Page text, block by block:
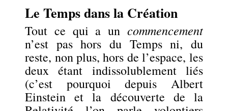
Le Temps dans la Création
Tout ce qui a un commencement
n’est pas hors du Temps ni, du
reste, non plus, hors de l’espace, les
deux étant indissolublement liés
(c’est pourquoi depuis Albert
Einstein et la découverte de la